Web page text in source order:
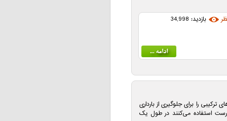
بازدید: 34,998
ترکیبی را برای جلوگیری از بارداری
استفاده می‌کنند در طول یک